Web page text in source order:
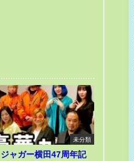
未分類
ジャガー横田47周年記